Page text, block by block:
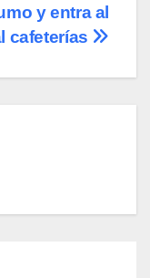
y entra al
cafeterías